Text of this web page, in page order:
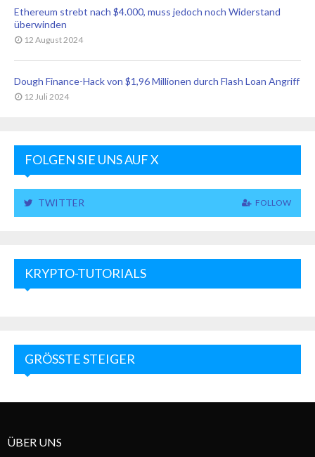
Ethereum strebt nach $4.000, muss jedoch noch Widerstand
überwinden
12 August 2024
Dough Finance-Hack von $1,96 Millionen durch Flash Loan Angriff
12 Juli 2024
FOLGEN SIE UNS AUF X
TWITTER FOLLOW
KRYPTO-TUTORIALS
GRÖSSTE STEIGER
ÜBER UNS